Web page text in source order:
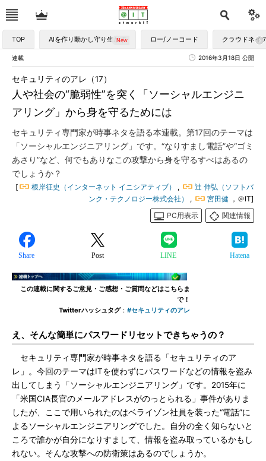
TOP AIを作り動かし守り生かす ロー/ノーコード クラウドネイ
連載 2016年3月18日 公開
人や社会の“脆弱性”を突く「ソーシャルエンジニ
アリング」から身を守るためには
セキュリティのアレ（17）
セキュリティ専門家が時事ネタを語る本連載。第17回のテーマは
「ソーシャルエンジニアリング」です。“なりすまし電話”や“ゴミ
あさり”など、何でもありなこの攻撃から身を守るすべはあるの
でしょうか？
[ 根岸征史（インターネット イニシアティブ） ,
辻 伸弘（ソフトバ
ンク・テクノロジー株式会社）
, 宮田健 ，＠IT]
PC用表示
関連情報
Share Post LINE Hatena
この連載に関するご意見・ご感想・ご質問などはこちらま
で！
Twitterハッシュタグ： #セキュリティのアレ
え、そんな簡単にパスワードリセットできちゃうの？
セキュリティ専門家が時事ネタを語る「セキュリティのア
レ」。今回のテーマはITを使わずにパスワードなどの情報を盗み
出してしまう「ソーシャルエンジニアリング」です。2015年に
「米国CIA長官のメールアドレスがのっとられる」事件がありま
したが、ここで用いられたのはベライゾン社員を装った“電話”に
よるソーシャルエンジニアリングでした。自分の全く知らないと
ころで誰かが自分になりすまして、情報を盗み取っているかもし
れない。そんな攻撃への防衛策はあるのでしょうか。